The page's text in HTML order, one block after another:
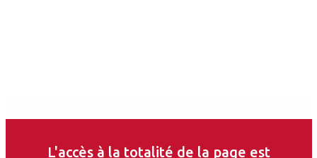
ce thème
L'accès à la totalité de la page est